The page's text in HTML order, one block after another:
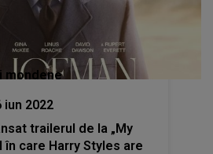
mondene
iun 2022
trailerul de la „My
în care Harry Styles are